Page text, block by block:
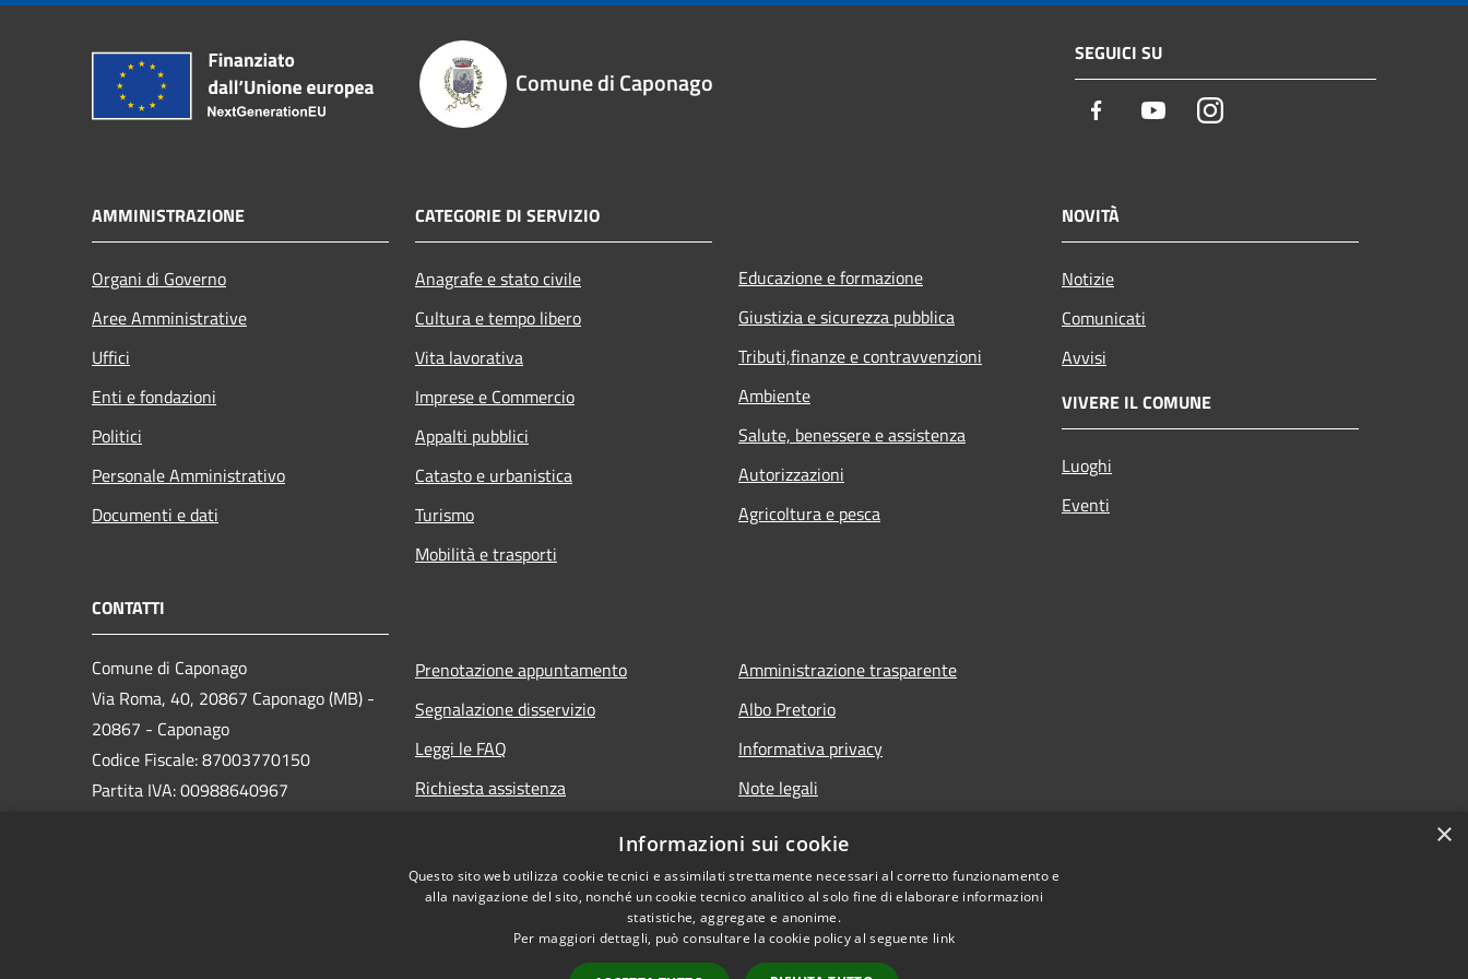
Comune di Caponago
SEGUICI SU
Facebook YoutubeInstagram
AMMINISTRAZIONE
Organi di Governo
Aree Amministrative
Uffici
Enti e fondazioni
Politici
Personale Amministrativo
Documenti e dati
CATEGORIE DI SERVIZIO
Anagrafe e stato civile
Cultura e tempo libero
Vita lavorativa
Imprese e Commercio
Appalti pubblici
Catasto e urbanistica
Turismo
Mobilità e trasporti
Educazione e formazione
Giustizia e sicurezza pubblica
Tributi,finanze e contravvenzioni
Ambiente
Salute, benessere e assistenza
Autorizzazioni
Agricoltura e pesca
NOVITÀ
Notizie
Comunicati
Avvisi
VIVERE IL COMUNE
Luoghi
Eventi
CONTATTI
Comune di Caponago
Via Roma, 40, 20867 Caponago (MB) -
20867 - Caponago
Codice Fiscale: 87003770150
Partita IVA: 00988640967
Prenotazione appuntamento
Segnalazione disservizio
Leggi le FAQ
Richiesta assistenza
Amministrazione trasparente
Albo Pretorio
Informativa privacy
Note legali
×
Informazioni sui cookie
Questo sito web utilizza cookie tecnici e assimilati strettamente necessari al corretto funzionamento e
alla navigazione del sito, nonché un cookie tecnico analitico al solo fine di elaborare informazioni
statistiche, aggregate e anonime.
Per maggiori dettagli, può consultare la cookie policy al seguente link